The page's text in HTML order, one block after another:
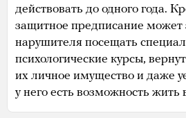
действовать до одного года.
защитное предписание может
нарушителя посещать
психологические курсы,
их личное имущество и даже
у него есть возможность жить